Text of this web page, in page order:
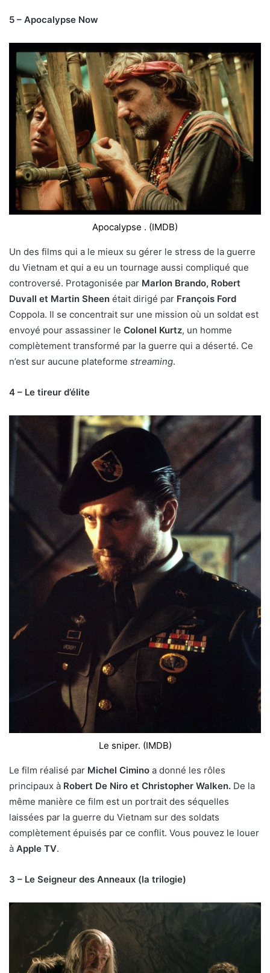
5 – Apocalypse Now
Apocalypse . (IMDB)
Un des films qui a le mieux su gérer le stress de la guerre
du Vietnam et qui a eu un tournage aussi compliqué que
controversé. Protagonisée par Marlon Brando, Robert
Duvall et Martin Sheen était dirigé par François Ford
Coppola. Il se concentrait sur une mission où un soldat est
envoyé pour assassiner le Colonel Kurtz, un homme
complètement transformé par la guerre qui a déserté. Ce
n’est sur aucune plateforme streaming.
4 – Le tireur d’élite
Le sniper. (IMDB)
Le film réalisé par Michel Cimino a donné les rôles
principaux à Robert De Niro et Christopher Walken. De la
même manière ce film est un portrait des séquelles
laissées par la guerre du Vietnam sur des soldats
complètement épuisés par ce conflit. Vous pouvez le louer
à Apple TV.
3 – Le Seigneur des Anneaux (la trilogie)